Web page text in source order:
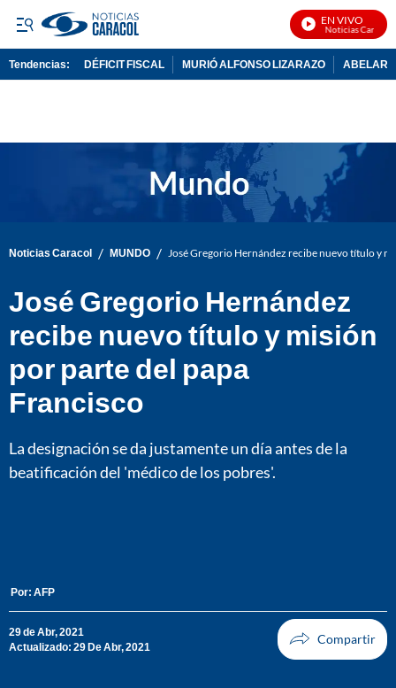
EN VIVO
Noticias Caracol
Tendencias: DÉFICIT FISCAL MURIÓ ALFONSO LIZARAZO
Noticias Caracol / MUNDO / José Gregorio Hernández recibe nuevo título y
José Gregorio Hernández
recibe nuevo título y misión
por parte del papa
Francisco
La designación se da justamente un día antes de la
beatificación del 'médico de los pobres'.
Por: AFP
29 de Abr, 2021
Actualizado: 29 De Abr, 2021